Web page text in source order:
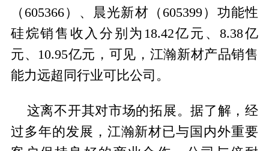
（605366）、晨光新材（605399）功能性
硅烷销售收入分别为18.42亿元、8.38亿
元、10.95亿元，可见，江瀚新材产品销售
能力远超同行业可比公司。
这离不开其对市场的拓展。据了解，经
过多年的发展，江瀚新材已与国内外重要